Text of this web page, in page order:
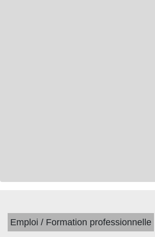
Emploi / Formation professionnelle